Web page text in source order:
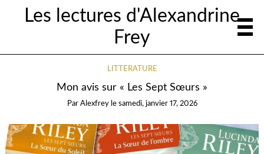
Les lectures d'Alexandrine
Frey
LITTÉRATURE
Mon avis sur « Les Sept Sœurs »
Par Alexfrey le samedi, janvier 17, 2026